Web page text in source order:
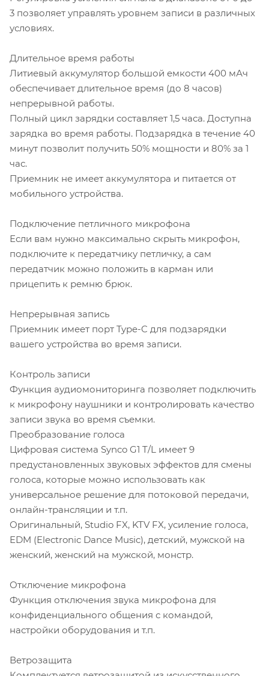
3 позволяет управлять уровнем записи в различных
условиях.
Длительное время работы
Литиевый аккумулятор большой емкости 400 мАч
обеспечивает длительное время (до 8 часов)
непрерывной работы.
Полный цикл зарядки составляет 1,5 часа. Доступна
зарядка во время работы. Подзарядка в течение 40
минут позволит получить 50% мощности и 80% за 1
час.
Приемник не имеет аккумулятора и питается от
мобильного устройства.
Подключение петличного микрофона
Если вам нужно максимально скрыть микрофон,
подключите к передатчику петличку, а сам
передатчик можно положить в карман или
прицепить к ремню брюк.
Непрерывная запись
Приемник имеет порт Type-C для подзарядки
вашего устройства во время записи.
Контроль записи
Функция аудиомониторинга позволяет подключить
к микрофону наушники и контролировать качество
записи звука во время съемки.
Преобразование голоса
Цифровая система Synco G1 T/L имеет 9
предустановленных звуковых эффектов для смены
голоса, которые можно использовать как
универсальное решение для потоковой передачи,
онлайн-трансляции и т.п.
Оригинальный, Studio FX, KTV FX, усиление голоса,
EDM (Electronic Dance Music), детский, мужской на
женский, женский на мужской, монстр.
Отключение микрофона
Функция отключения звука микрофона для
конфиденциального общения с командой,
настройки оборудования и т.п.
Ветрозащита